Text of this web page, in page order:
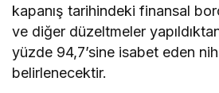
kapanış tarihindeki finansal
ve diğer düzeltmeler
yüzde 94,7’sine isabet eden
belirlenecektir.